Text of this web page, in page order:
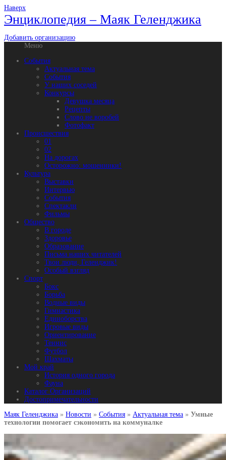
Наверх
Энциклопедия – Маяк Геленджика
Добавить организацию
Меню
События
Актуальная тема
События
У наших соседей
Конкурсы
Девушка месяца
Рецепты
Слово не воробей
Фотофакт
Происшествия
01
02
На дорогах
Осторожно: мошенники!
Культура
Выставки
Интервью
События
Спектакли
Фильмы
Общество
В городе
Здоровье
Образование
Письма наших читателей
Твои люди, Геленджик!
Особый взгляд
Спорт
Бокс
Борьба
Водные виды
Гимнастика
Единоборства
Игровые виды
Ориентирование
Теннис
Футбол
Шахматы
Мой край
История одного города
Фауна
Каталог Организаций
Достопримечательности
Маяк Геленджика » Новости » События » Актуальная тема » Умные
технологии помогает сэкономить на коммуналке